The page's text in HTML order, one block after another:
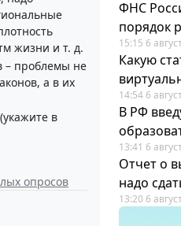
жизни и т. д.
– проблемы не
а в их
в
опросов
ФНС
порядок
15:15 6
Какую
14:54 6
В РФ
13:41 6
Отчет о
надо
13:20 6